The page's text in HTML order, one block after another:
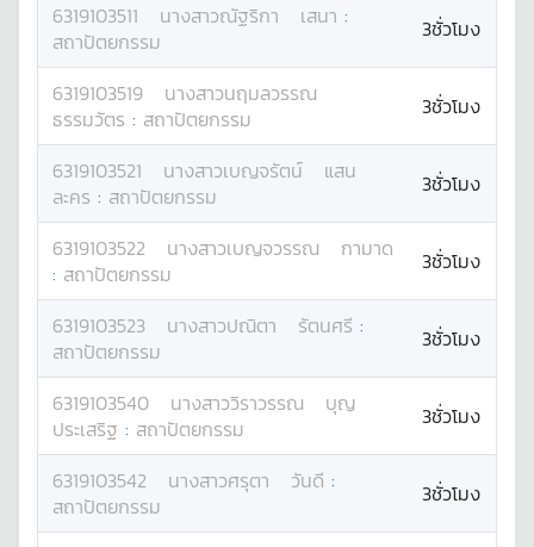
6319103511 นางสาวณัฐริกา เสนา :
สถาปัตยกรรม
3ชั่วโมง
6319103519 นางสาวนฤมลวรรณ
ธรรมวัตร : สถาปัตยกรรม 3ชั่วโมง
6319103521 นางสาวเบญจรัตน์
แสน
ละคร : สถาปัตยกรรม 3ชั่วโมง
6319103522 นางสาวเบญจวรรณ
กามาด
: สถาปัตยกรรม 3ชั่วโมง
6319103523 นางสาวปณิตา รัตนศรี :
สถาปัตยกรรม
3ชั่วโมง
6319103540 นางสาววิราวรรณ
บุญ
ประเสริฐ : สถาปัตยกรรม 3ชั่วโมง
6319103542 นางสาวศรุตา วันดี :
สถาปัตยกรรม
3ชั่วโมง